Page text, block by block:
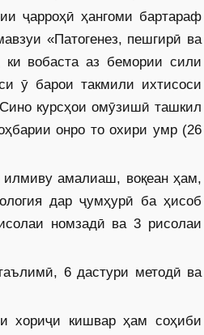
ҷарроҳӣ ҳангоми бартараф
«Патогенез, пешгирӣ ва
вобаста аз бемории сили
ӯ барои такмили ихтисоси
курсҳои омӯзишӣ ташкил
онро то охири умр (26
амалиаш, воқеан ҳам,
дар ҷумҳурӣ ба ҳисоб
номзадӣ ва 3 рисолаи
6 дастури методӣ ва
хориҷи кишвар ҳам соҳиби